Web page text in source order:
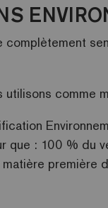
complètement
utilisons comme
que : 100 % du
matière première